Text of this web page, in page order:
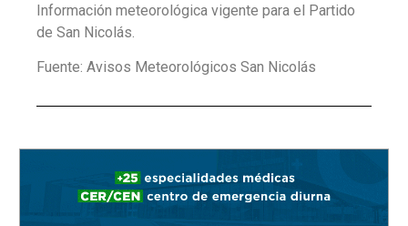
Información meteorológica vigente para el Partido
de San Nicolás.
Fuente: Avisos Meteorológicos San Nicolás